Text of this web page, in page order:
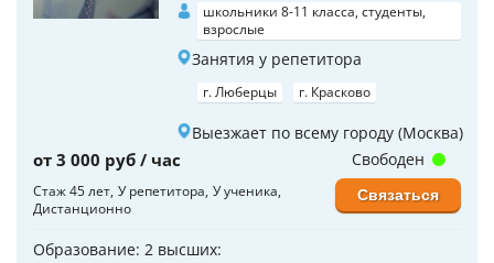
школьники 8-11 класса, студенты,
взрослые
Занятия у репетитора
г. Люберцы г. Красково
Выезжает по всему городу (Москва)
от 3 000 руб / час
Стаж 45 лет У репетитора У ученика
Дистанционно
Образование: 2 высших:
Свободен
Связаться